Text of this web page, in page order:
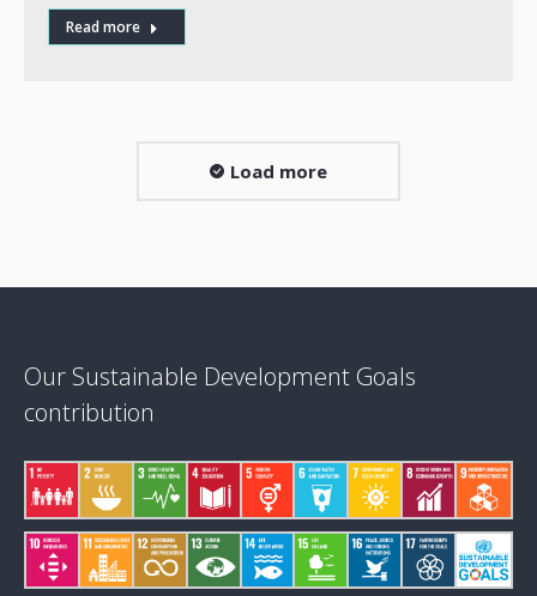
Read more
Load more
Our Sustainable Development Goals
contribution